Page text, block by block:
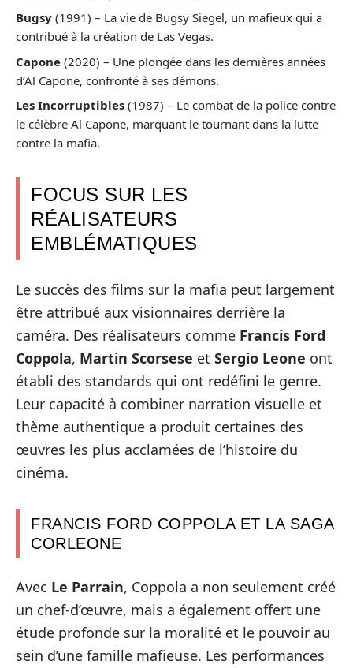
Bugsy (1991) – La vie de Bugsy Siegel, un mafieux qui a
contribué à la création de Las Vegas.
Capone (2020) – Une plongée dans les dernières années
d’Al Capone, confronté à ses démons.
Les Incorruptibles (1987) – Le combat de la police contre
le célèbre Al Capone, marquant le tournant dans la lutte
contre la mafia.
FOCUS SUR LES
RÉALISATEURS
EMBLÉMATIQUES
Le succès des films sur la mafia peut largement
être attribué aux visionnaires derrière la
caméra. Des réalisateurs comme Francis Ford
Coppola, Martin Scorsese et Sergio Leone ont
établi des standards qui ont redéfini le genre.
Leur capacité à combiner narration visuelle et
thème authentique a produit certaines des
œuvres les plus acclamées de l’histoire du
cinéma.
FRANCIS FORD COPPOLA ET LA SAGA
CORLEONE
Avec Le Parrain, Coppola a non seulement créé
un chef-d’œuvre, mais a également offert une
étude profonde sur la moralité et le pouvoir au
sein d’une famille mafieuse. Les performances